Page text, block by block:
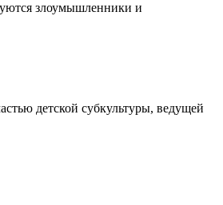
злоумышленники и
детской субкультуры, ведущей